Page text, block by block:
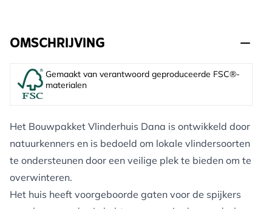
OMSCHRIJVING
Gemaakt van verantwoord geproduceerde FSC®-
materialen
Het Bouwpakket Vlinderhuis Dana is ontwikkeld door
natuurkenners en is bedoeld om lokale vlindersoorten
te ondersteunen door een veilige plek te bieden om te
overwinteren.
Het huis heeft voorgeboorde gaten voor de spijkers
en schroeven, dus je hebt geen speciaal gereedschap